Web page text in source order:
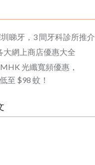
睇牙，3 間牙科診所推介
大網上商店優惠大全
光纖寬頻優惠，
至 $98 蚊！